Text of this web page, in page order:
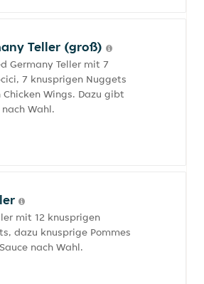
Teller (groß)
Germany Teller mit 7
7 knusprigen Nuggets
Wings. Dazu gibt
Wahl.
mit 12 knusprigen
dazu knusprige Pommes
nach Wahl.